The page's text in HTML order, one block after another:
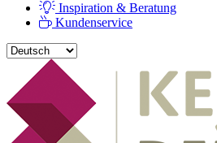
Inspiration & Beratung
Kundenservice